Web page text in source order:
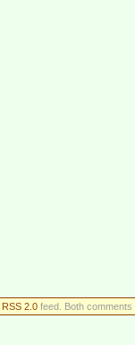
RSS 2.0feed. Both comments